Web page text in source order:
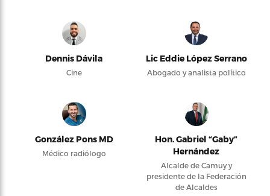
Dennis Dávila
Cine
Lic Eddie López Serrano
Abogado y analista político
González Pons MD
Médico radiólogo
Hon. Gabriel “Gaby”
Hernández
Alcalde de Camuy y
presidente de la Federación
de Alcaldes